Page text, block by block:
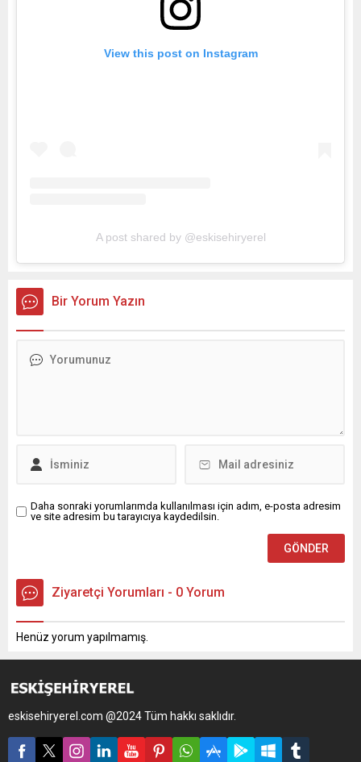
View this post on Instagram
A post shared by @eskisehiryerel
Bir Yorum Yazın
Daha sonraki yorumlarımda kullanılması için adım, e-posta adresim
ve site adresim bu tarayıcıya kaydedilsin.
Ziyaretçi Yorumları - 0 Yorum
Henüz yorum yapılmamış.
eskisehiryerel.com @2024 Tüm hakkı saklıdır.